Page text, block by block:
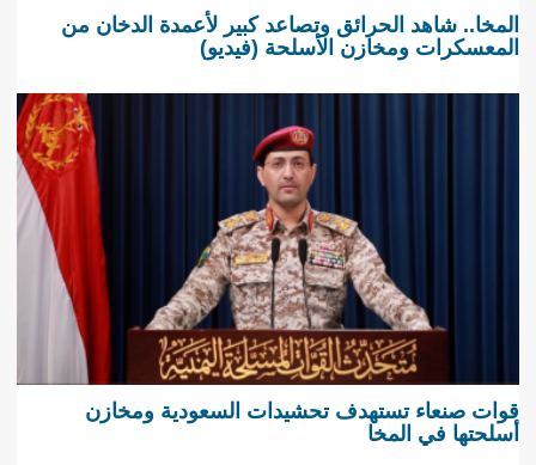
المخا.. شاهد الحرائق وتصاعد كبير لأعمدة الدخان من
المعسكرات ومخازن الأسلحة (فيديو)
قوات صنعاء تستهدف تحشيدات السعودية ومخازن
أسلحتها في المخا